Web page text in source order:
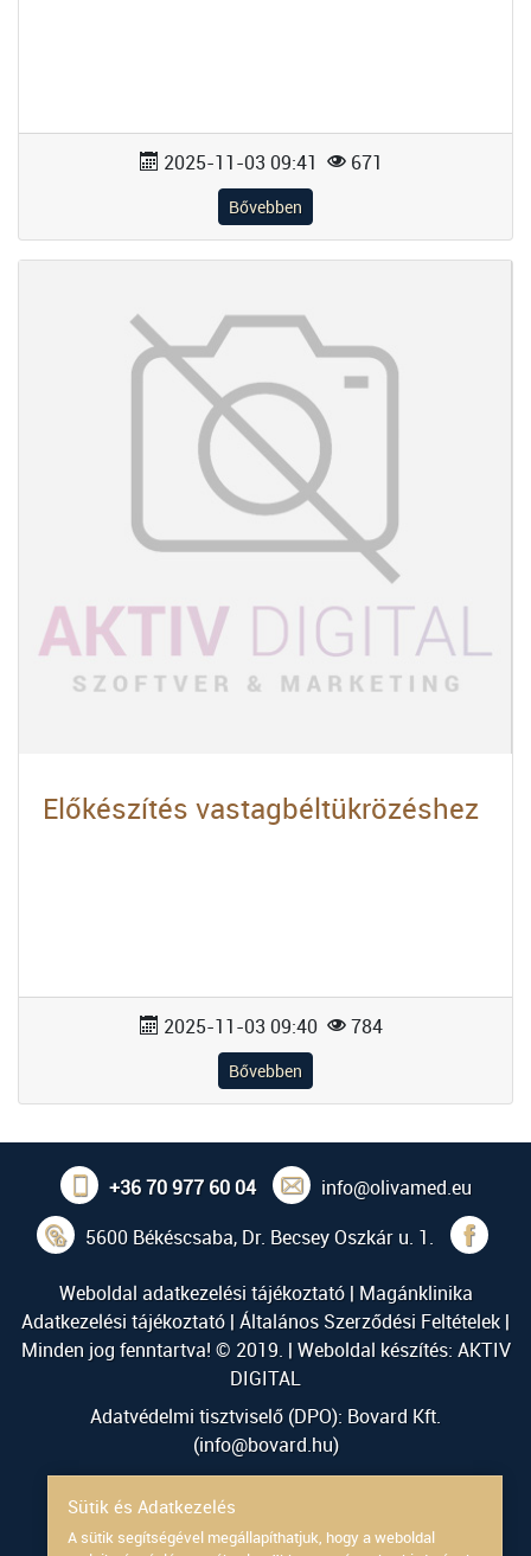
2025-11-03 09:41 671
Bővebben
Előkészítés vastagbéltükrözéshez
2025-11-03 09:40 784
Bővebben
+36 70 977 60 04
info@olivamed.eu
5600 Békéscsaba, Dr. Becsey Oszkár u. 1.
Weboldal adatkezelési tájékoztató| Magánklinika
Adatkezelési tájékoztató | Általános Szerződési Feltételek |
Minden jog fenntartva! © 2019. | Weboldal készítés: AKTIV
DIGITAL
Adatvédelmi tisztviselő (DPO): Bovard Kft.
(info@bovard.hu)
Sütik és Adatkezelés
A sütik segítségével megállapíthatjuk, hogy a weboldal